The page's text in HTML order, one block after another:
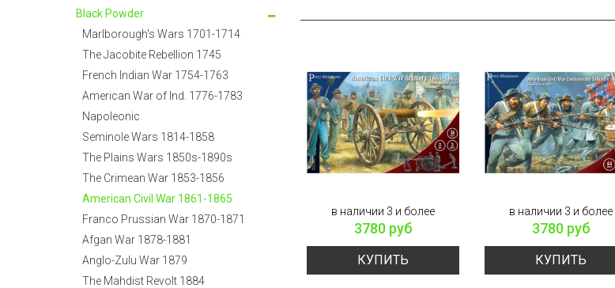
Black Powder
Marlborough's Wars 1701-1714
The Jacobite Rebellion 1745
French Indian War 1754-1763
American War of Ind. 1776-1783
Napoleonic
Seminole Wars 1814-1858
The Plains Wars 1850s-1890s
The Crimean War 1853-1856
American Civil War 1861-1865
Franco Prussian War 1870-1871
Afgan War 1878-1881
Anglo-Zulu War 1879
The Mahdist Revolt 1884
в наличии 3 и более
3780 руб
КУПИТЬ
в наличии 3 и более
3780 руб
КУПИТЬ